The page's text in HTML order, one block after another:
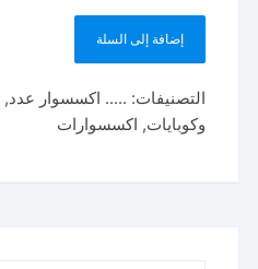
كمية
tac2339212
سلاح
إضافة إلى السلة
التصنيفات: ..... اكسسوار عدد,
وكوبايات, اكسسوارات